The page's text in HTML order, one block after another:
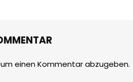
einen Kommentar abzugeben.